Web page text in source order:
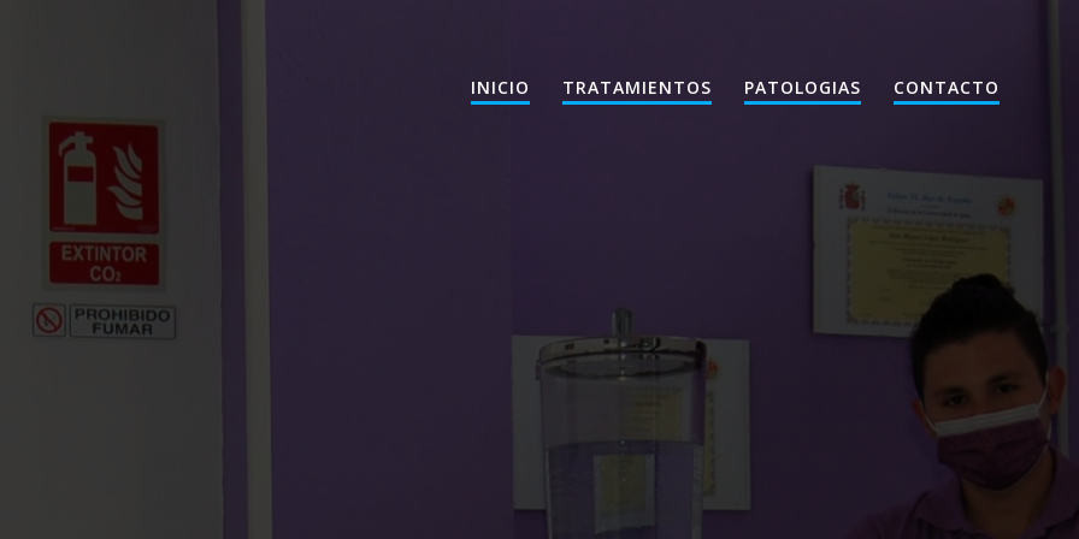
INICIO TRATAMIENTOS PATOLOGIAS CONTACTO